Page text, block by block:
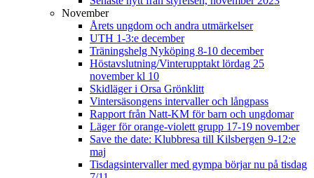
November
Årets ungdom och andra utmärkelser
UTH 1-3:e december
Träningshelg Nyköping 8-10 december
Höstavslutning/Vinterupptakt lördag 25
november kl 10
Skidläger i Orsa Grönklitt
Vintersäsongens intervaller och långpass
Rapport från Natt-KM för barn och ungdomar
Läger för orange-violett grupp 17-19 november
Save the date: Klubbresa till Kilsbergen 9-12:e
maj
Tisdagsintervaller med gympa börjar nu på tisdag